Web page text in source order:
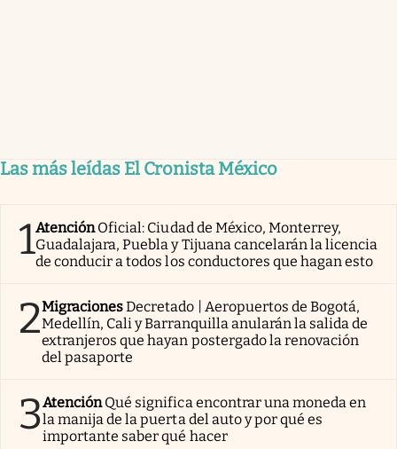
Las más leídas El Cronista México
1AtenciónOficial: Ciudad de México, Monterrey,
Guadalajara, Puebla y Tijuana cancelarán la licencia
de conducir a todos los conductores que hagan esto
2MigracionesDecretado | Aeropuertos de Bogotá,
Medellín, Cali y Barranquilla anularán la salida de
extranjeros que hayan postergado la renovación
del pasaporte
3AtenciónQué significa encontrar una moneda en
la manija de la puerta del auto y por qué es
importante saber qué hacer